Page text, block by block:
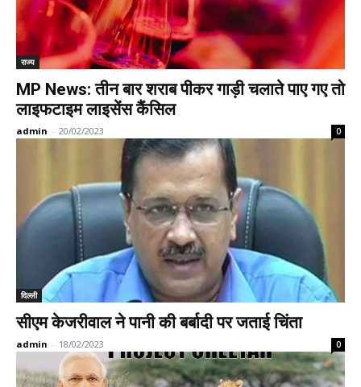
राज्य
MP News: तीन बार शराब पीकर गाड़ी चलाते पाए गए तो
लाइफटाइम लाइसेंस कैंसिल
admin - 20/02/2023 0
दिल्ली
सीएम केजरीवाल ने पानी की बर्बादी पर जताई चिंता
admin - 18/02/2023 0